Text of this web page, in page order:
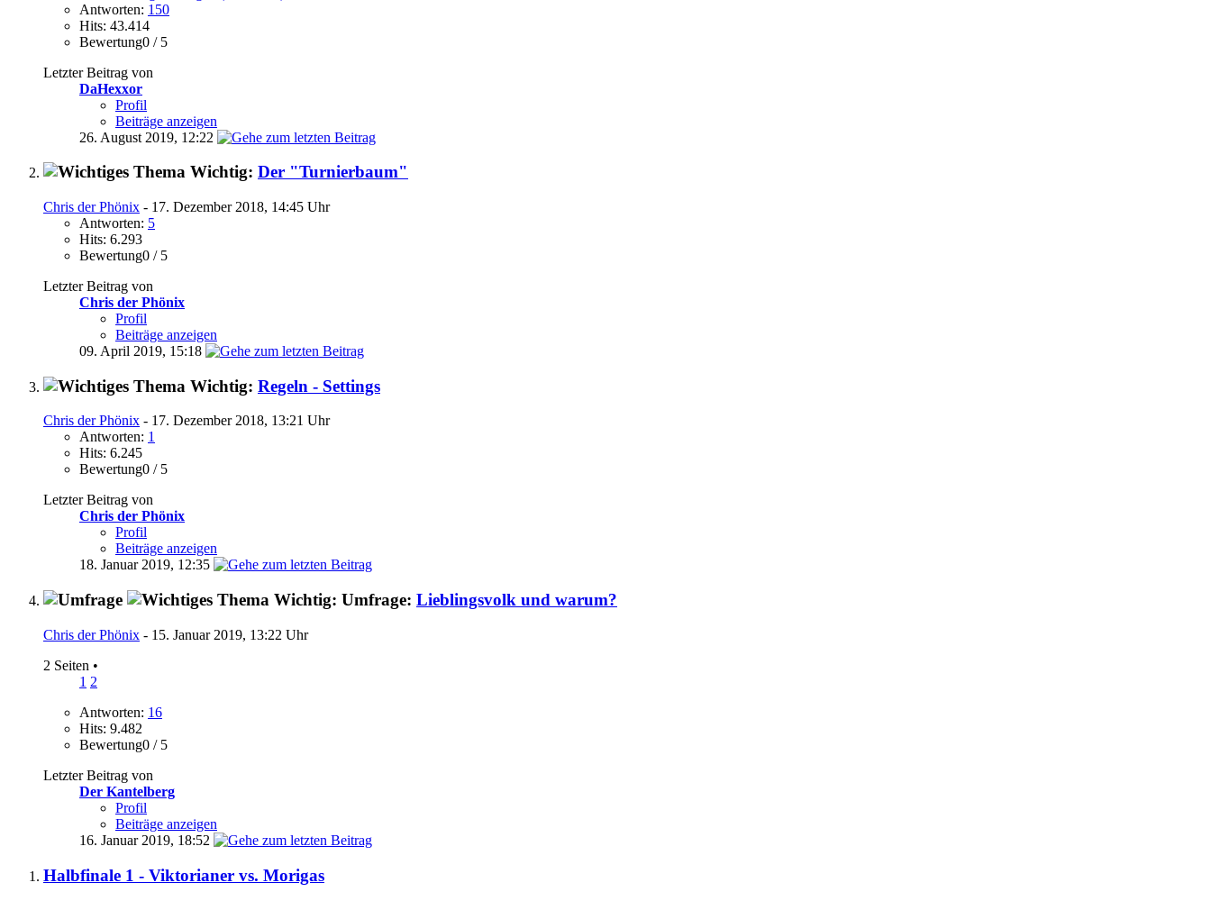
Antworten: 150
Hits: 43.414
Bewertung0 / 5
Letzter Beitrag von
DaHexxor
Profil
Beiträge anzeigen
26. August 2019, 12:22
Wichtig: Der "Turnierbaum"
Chris der Phönix - 17. Dezember 2018, 14:45 Uhr
Antworten: 5
Hits: 6.293
Bewertung0 / 5
Letzter Beitrag von
Chris der Phönix
Profil
Beiträge anzeigen
09. April 2019, 15:18
Wichtig: Regeln - Settings
Chris der Phönix - 17. Dezember 2018, 13:21 Uhr
Antworten: 1
Hits: 6.245
Bewertung0 / 5
Letzter Beitrag von
Chris der Phönix
Profil
Beiträge anzeigen
18. Januar 2019, 12:35
Wichtig: Umfrage: Lieblingsvolk und warum?
Chris der Phönix - 15. Januar 2019, 13:22 Uhr
2 Seiten •
1 2
Antworten: 16
Hits: 9.482
Bewertung0 / 5
Letzter Beitrag von
Der Kantelberg
Profil
Beiträge anzeigen
16. Januar 2019, 18:52
Halbfinale 1 - Viktorianer vs. Morigas